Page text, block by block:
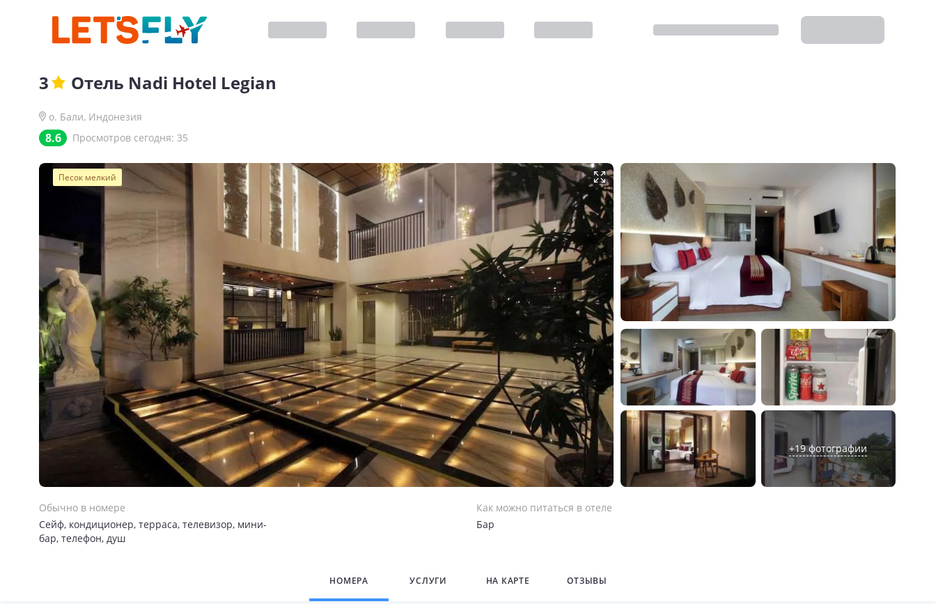
3 Отель Nadi Hotel Legian
о. Бали, Индонезия
8.6 Просмотров сегодня: 35
Песок мелкий
+19фотографии
Обычно в номере
Сейф, кондиционер, терраса, телевизор, мини-
бар, телефон, душ
Как можно питаться в отеле
Бар
НОМЕРА УСЛУГИ НА КАРТЕ ОТЗЫВЫ